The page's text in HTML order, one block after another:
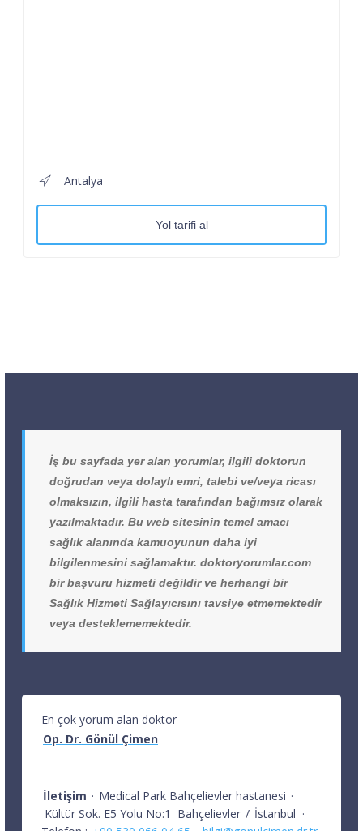
Antalya
Yol tarifi al
İş bu sayfada yer alan yorumlar, ilgili doktorun
doğrudan veya dolaylı emri, talebi ve/veya ricası
olmaksızın, ilgili hasta tarafından bağımsız olarak
yazılmaktadır. Bu web sitesinin temel amacı
sağlık alanında kamuoyunun daha iyi
bilgilenmesini sağlamaktır. doktoryorumlar.com
bir başvuru hizmeti değildir ve herhangi bir
Sağlık Hizmeti Sağlayıcısını tavsiye etmemektedir
veya desteklememektedir.
En çok yorum alan doktor
Op. Dr. Gönül Çimen
İletişim · Medical Park Bahçelievler hastanesi ·
Kültür Sok. E5 Yolu No:1
Bahçelievler / İstanbul ·